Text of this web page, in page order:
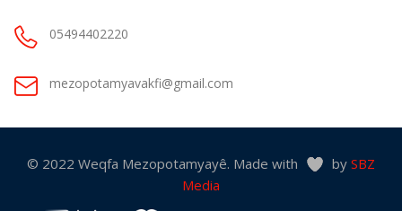
05494402220
mezopotamyavakfi@gmail.com
© 2022 Weqfa Mezopotamyayê. Made with by SBZ
Media